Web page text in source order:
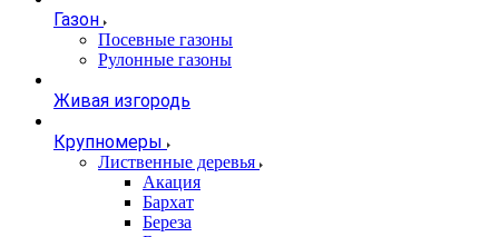
Газон
Посевные газоны
Рулонные газоны
Живая изгородь
Крупномеры
Лиственные деревья
Акация
Бархат
Береза